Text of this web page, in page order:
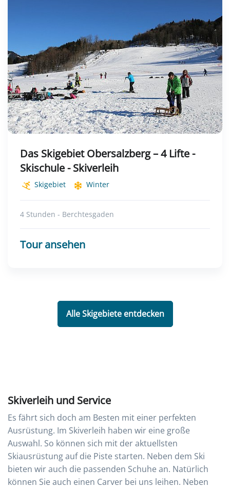
Das Skigebiet Obersalzberg – 4 Lifte -
Skischule - Skiverleih
Skigebiet Winter
4 Stunden - Berchtesgaden
Tour ansehen
Alle Skigebiete entdecken
Skiverleih und Service
Es fährt sich doch am Besten mit einer perfekten
Ausrüstung. Im Skiverleih haben wir eine große
Auswahl. So können sich mit der aktuellsten
Skiausrüstung auf die Piste starten. Neben dem Ski
bieten wir auch die passenden Schuhe an. Natürlich
können Sie auch einen Carver bei uns leihen. Neben